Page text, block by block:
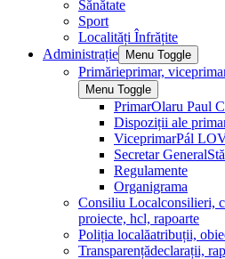
Sănătate
Sport
Localități Înfrățite
Administrație
Menu Toggle
Primărieprimar,
Menu Toggle
PrimarOlaru Paul
Dispoziții ale
ViceprimarPál
Secretar General
Regulamente
Organigrama
Consiliu Localconsilieri,
proiecte, hcl, rapoarte
Poliția localăatribuții,
Transparențădeclarații,